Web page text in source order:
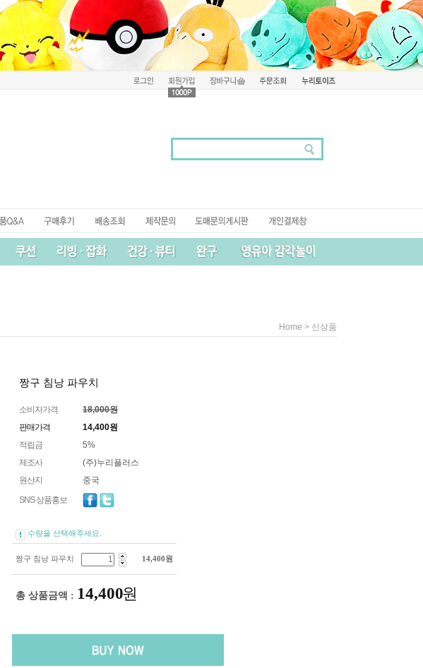
Home > 신상품
짱구 침낭 파우치
소비자가격
18,000원
판매가격
14,400원
적립금
5%
제조사
(주)누리플러스
원산지
중국
SNS 상품홍보
수량을 선택해주세요.
짱구 침낭 파우치 14,400원
총 상품금액 : 14,400원